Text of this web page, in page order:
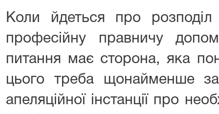
Коли йдеться про
професійну правничу
питання має сторона, яка
цього треба щонайменше
апеляційної інстанції про